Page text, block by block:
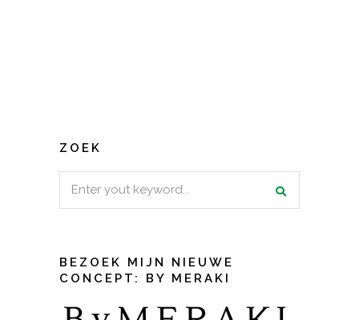
ZOEK
BEZOEK MIJN NIEUWE
CONCEPT: BY MERAKI